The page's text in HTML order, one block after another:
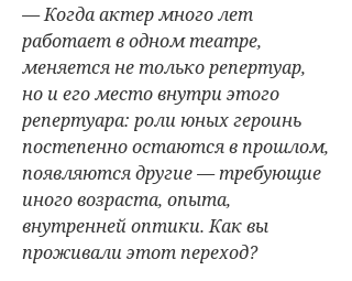
— Когда актер много лет
работает в одном театре,
меняется не только репертуар,
но и его место внутри этого
репертуара: роли юных героинь
постепенно остаются в прошлом,
появляются другие — требующие
иного возраста, опыта,
внутренней оптики. Как вы
проживали этот переход?